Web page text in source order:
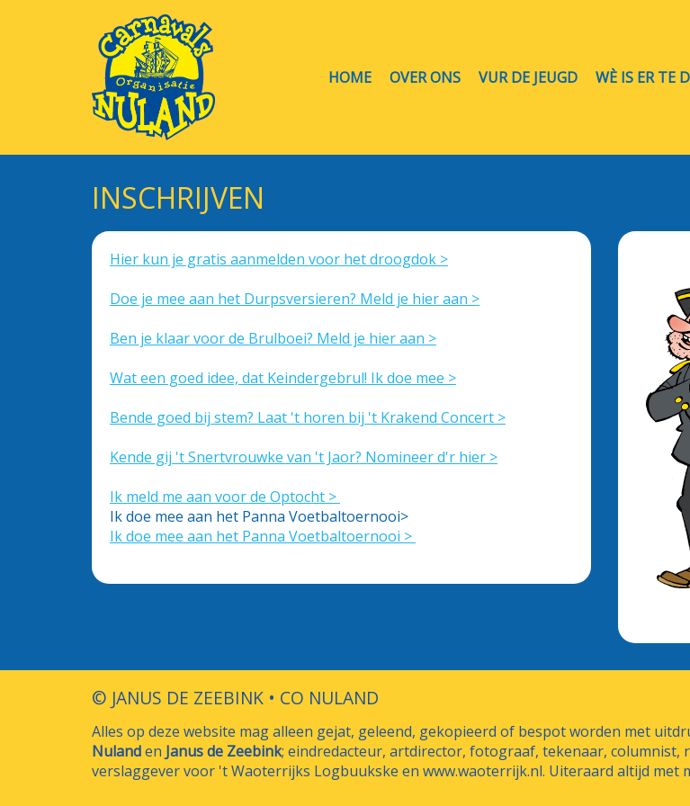
HOME OVER ONS VUR DE JEUGD WÈ IS ER TE
INSCHRIJVEN
Hier kun je gratis aanmelden voor het droogdok >
Doe je mee aan het Durpsversieren? Meld je hier aan >
Ben je klaar voor de Brulboei? Meld je hier aan >
Wat een goed idee, dat Keindergebrul! Ik doe mee >
Bende goed bij stem? Laat 't horen bij 't Krakend Concert >
Kende gij 't Snertvrouwke van 't Jaor? Nomineer d'r hier >
Ik meld me aan voor de Optocht >
Ik doe mee aan het Panna Voetbaltoernooi>
Ik doe mee aan het Panna Voetbaltoernooi >
© JANUS DE ZEEBINK • CO NULAND
Alles op deze website mag alleen gejat, geleend, gekopieerd of bespot worden met
Nulanden Janus de Zeebink; eindredacteur, artdirector, fotograaf, tekenaar,
verslaggever voor 't Waoterrijks Logbuukske en www.waoterrijk.nl. Uiteraard altijd met